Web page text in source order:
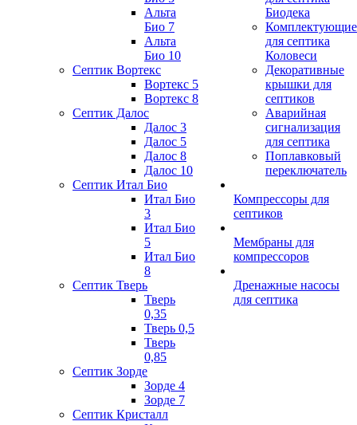
Альта
Био 7
Альта
Био 10
Септик Вортекс
Вортекс 5
Вортекс 8
Септик Далос
Далос 3
Далос 5
Далос 8
Далос 10
Септик Итал Био
Итал Био
3
Итал Био
5
Итал Био
8
Септик Тверь
Тверь
0,35
Тверь 0,5
Тверь
0,85
Септик Зорде
Зорде 4
Зорде 7
Септик Кристалл
Биодека
Комплектующие
для септика
Коловеси
Декоративные
крышки для
септиков
Аварийная
сигнализация
для септика
Поплавковый
переключатель
Компрессоры для
септиков
Мембраны для
компрессоров
Дренажные насосы
для септика